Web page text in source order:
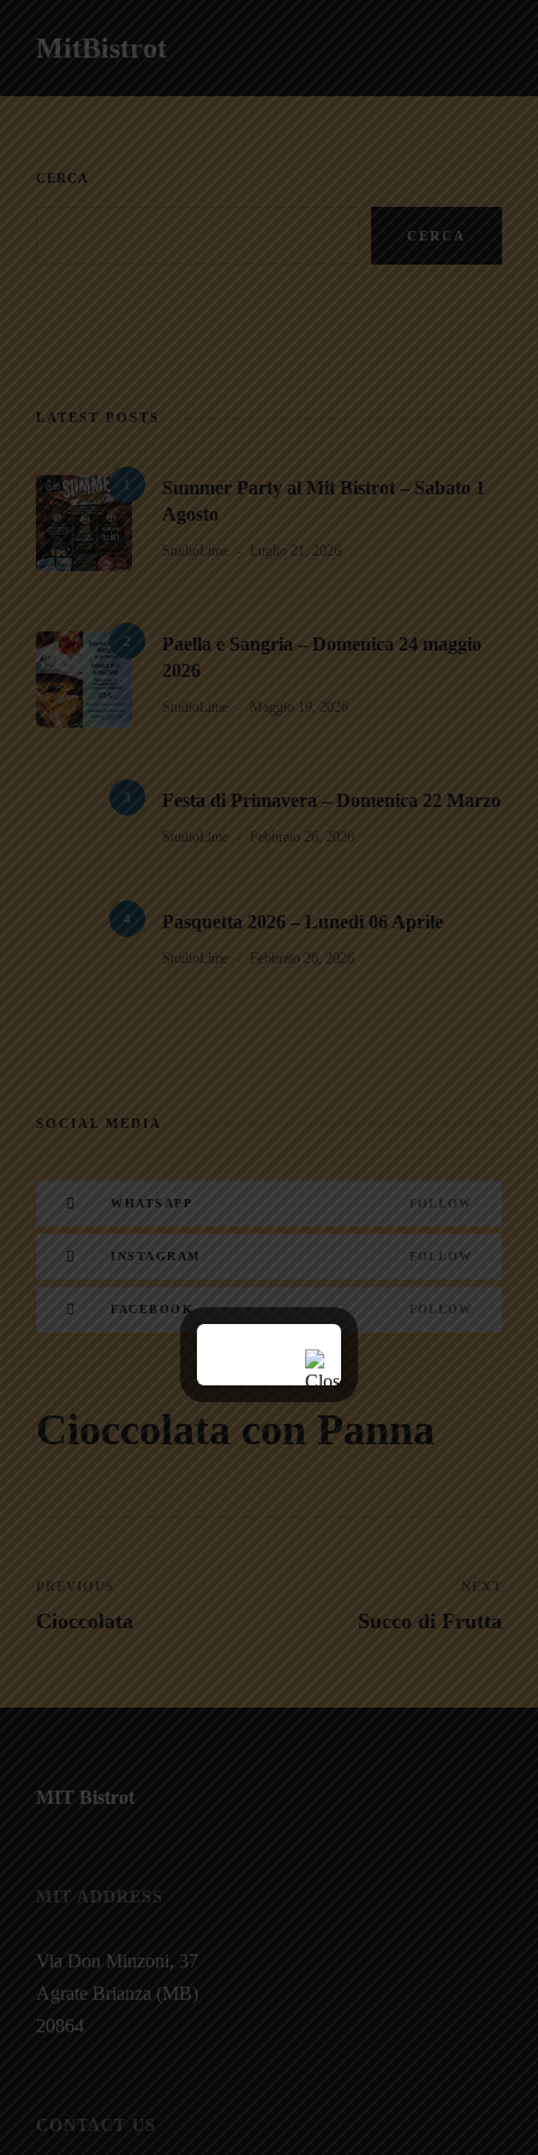
MitBistrot
Cioccolata con Panna
PREVIOUS
Cioccolata
NEXT
Succo di Frutta
CERCA
CERCA
LATEST POSTS
1
Summer Party al Mit Bistrot – Sabato 1
Agosto
StudioLime Luglio 21, 2026
2
Paella e Sangria – Domenica 24 maggio
2026
StudioLime Maggio 19, 2026
3 Festa di Primavera – Domenica 22 Marzo
StudioLime Febbraio 26, 2026
4 Pasquetta 2026 – Lunedì 06 Aprile
StudioLime Febbraio 26, 2026
SOCIAL MEDIA
WHATSAPP FOLLOW
INSTAGRAM FOLLOW
FACEBOOK FOLLOW
MIT Bistrot
MIT ADDRESS
Via Don Minzoni, 37
Agrate Brianza (MB)
20864
CONTACT US